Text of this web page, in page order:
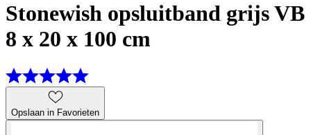
Stonewish opsluitband grijs VB
8 x 20 x 100 cm
Opslaan in Favorieten